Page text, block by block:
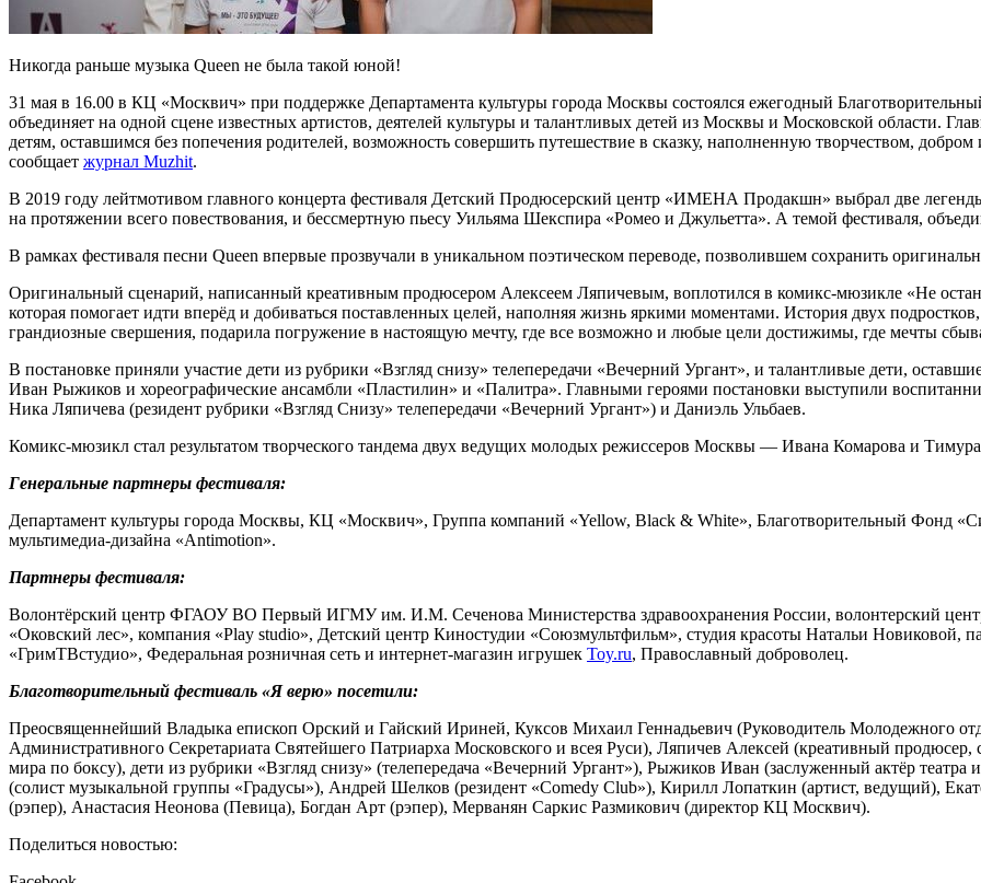
Никогда раньше музыка Queen не была такой юной!
31 мая в 16.00 в КЦ «Москвич» при поддержке Департамента культуры города Москвы состоялся ежегодный
объединяет на одной сцене известных артистов, деятелей культуры и талантливых детей из Москвы и Московской области.
детям, оставшимся без попечения родителей, возможность совершить путешествие в сказку, наполненную творчеством,
сообщает журнал Muzhit.
В 2019 году лейтмотивом главного концерта фестиваля Детский Продюсерский центр «ИМЕНА Продакшн» выбрал две
на протяжении всего повествования, и бессмертную пьесу Уильяма Шекспира «Ромео и Джульетта». А темой фестиваля,
В рамках фестиваля песни Queen впервые прозвучали в уникальном поэтическом переводе, позволившем сохранить
Оригинальный сценарий, написанный креативным продюсером Алексеем Ляпичевым, воплотился в комикс-мюзикле «Не
которая помогает идти вперёд и добиваться поставленных целей, наполняя жизнь яркими моментами. История двух
грандиозные свершения, подарила погружение в настоящую мечту, где все возможно и любые цели достижимы, где мечты
В постановке приняли участие дети из рубрики «Взгляд снизу» телепередачи «Вечерний Ургант», и талантливые дети,
Иван Рыжиков и хореографические ансамбли «Пластилин» и «Палитра». Главными героями постановки выступили
Ника Ляпичева (резидент рубрики «Взгляд Снизу» телепередачи «Вечерний Ургант») и Даниэль Ульбаев.
Комикс-мюзикл стал результатом творческого тандема двух ведущих молодых режиссеров Москвы — Ивана Комарова и
Генеральные партнеры фестиваля:
Департамент культуры города Москвы, КЦ «Москвич», Группа компаний «Yellow, Black & White», Благотворительный Фонд
мультимедиа-дизайна «Antimotion».
Партнеры фестиваля:
Волонтёрский центр ФГАОУ ВО Первый ИГМУ им. И.М. Сеченова Министерства здравоохранения России, волонтерский
«Оковский лес», компания «Play studio», Детский центр Киностудии «Союзмультфильм», студия красоты Натальи
«ГримТВстудио», Федеральная розничная сеть и интернет-магазин игрушек Toy.ru, Православный доброволец.
Благотворительный фестиваль «Я верю» посетили:
Преосвященнейший Владыка епископ Орский и Гайский Ириней, Куксов Михаил Геннадьевич (Руководитель Молодежного
Административного Секретариата Святейшего Патриарха Московского и всея Руси), Ляпичев Алексей (креативный продюсер,
мира по боксу), дети из рубрики «Взгляд снизу» (телепередача «Вечерний Ургант»), Рыжиков Иван (заслуженный актёр
(солист музыкальной группы «Градусы»), Андрей Шелков (резидент «Comedy Club»), Кирилл Лопаткин (артист, ведущий),
(рэпер), Анастасия Неонова (Певица), Богдан Арт (рэпер), Мерванян Саркис Размикович (директор КЦ Москвич).
Поделиться новостью: